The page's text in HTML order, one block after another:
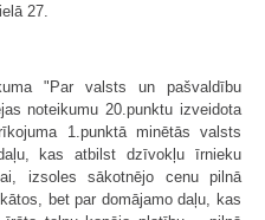
27.
"Par valsts un pašvaldību
noteikumu 20.punktu izveidota
1.punktā minētās valsts
kas atbilst dzīvokļu īrnieku
izsoles sākotnējo cenu pilnā
bet par domājamo daļu, kas